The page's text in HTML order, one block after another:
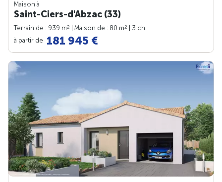
Maison à
Saint-Ciers-d'Abzac (33)
Terrain de : 939 m2 | Maison de : 80 m2
| 3 ch.
à partir de 181 945 €